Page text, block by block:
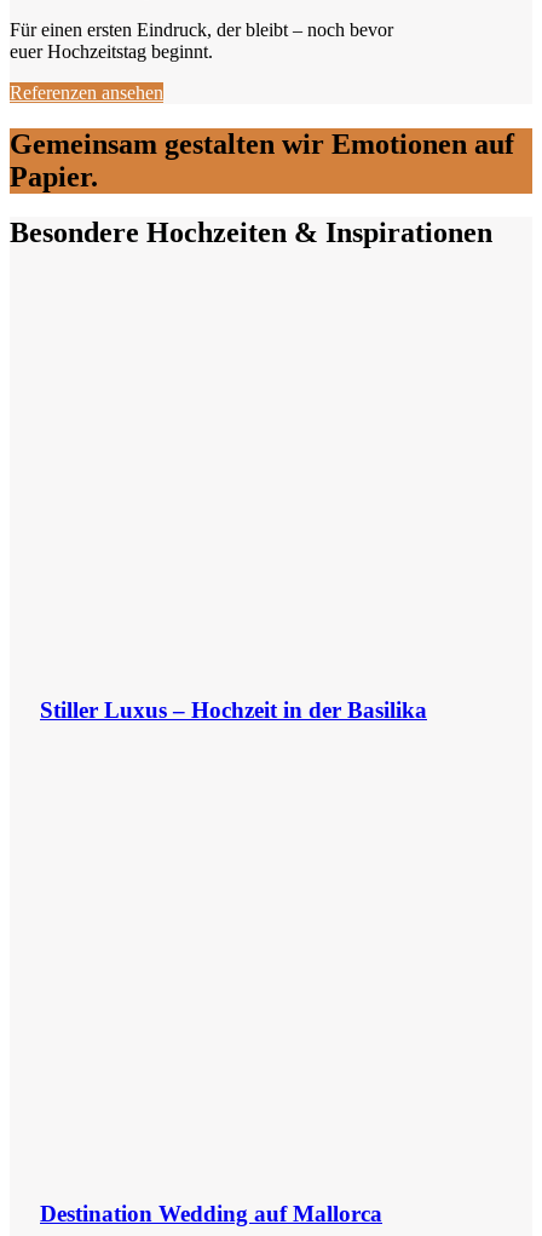
Für einen ersten Eindruck, der bleibt – noch bevor
euer Hochzeitstag beginnt.
Referenzen ansehen
Gemeinsam gestalten wir Emotionen auf
Papier.
Besondere Hochzeiten & Inspirationen
Stiller Luxus – Hochzeit in der Basilika
Destination Wedding auf Mallorca